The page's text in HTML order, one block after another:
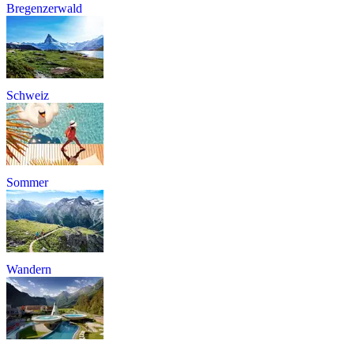
Bregenzerwald
Schweiz
Sommer
Wandern